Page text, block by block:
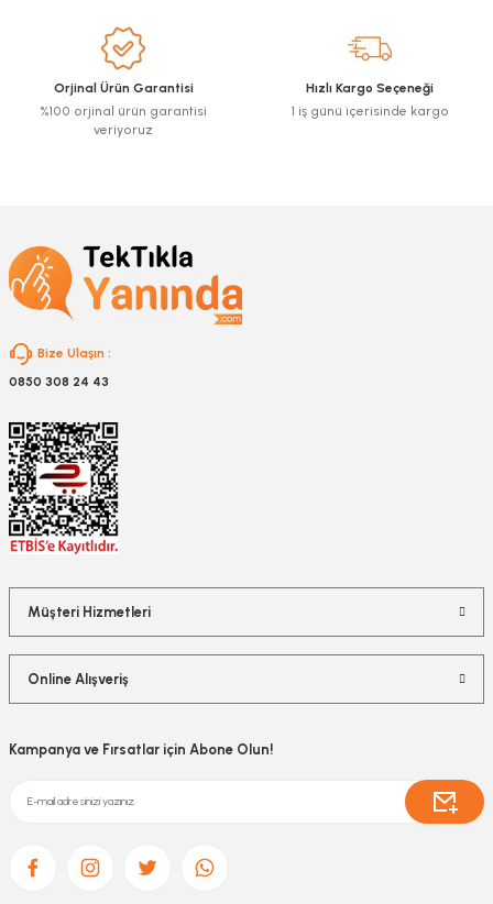
Ürün bilgilerinde hatalar bulunuyor.
Ürün fiyatı diğer sitelerden daha pahalı.
Bu ürüne benzer farklı alternatifler olmalı.
Orjinal Ürün Garantisi
%100 orjinal ürün garantisi
veriyoruz
Hızlı Kargo Seçeneği
1 iş günü içerisinde kargo
Bize Ulaşın :
0850 308 24 43
Müşteri Hizmetleri
Online Alışveriş
Kampanya ve Fırsatlar için Abone Olun!